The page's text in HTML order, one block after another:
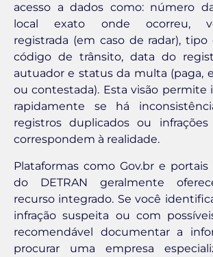
acesso a dados como: número
local exato onde ocorreu,
registrada (em caso de radar), tipo
código de trânsito, data do
autuador e status da multa (paga,
ou contestada). Esta visão permite
rapidamente se há
registros duplicados ou
correspondem à realidade.
Plataformas como Gov.br e portais
do DETRAN geralmente
recurso integrado. Se você
infração suspeita ou com
recomendável documentar a
procurar uma empresa